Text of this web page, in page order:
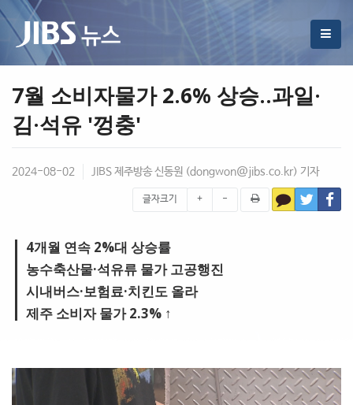
7월 소비자물가 2.6% 상승..과일·
김·석유 '껑충'
2024-08-02 JIBS 제주방송 신동원 (dongwon@jibs.co.kr) 기자
글자크기 + -
4개월 연속 2%대 상승률
농수축산물·석유류 물가 고공행진
시내버스·보험료·치킨도 올라
제주 소비자 물가 2.3% ↑